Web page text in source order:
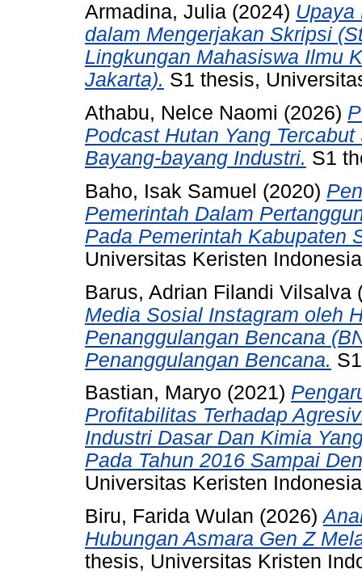
Armadina, Julia (2024) Upaya
dalam Mengerjakan Skripsi
Lingkungan Mahasiswa Ilmu
Jakarta). S1 thesis,
Athabu, Nelce Naomi (2026)
Podcast Hutan Yang
Bayang-bayang Industri. S1
Baho, Isak Samuel (2020)
Pemerintah Dalam
Pada Pemerintah Kabupaten
Universitas Keristen
Barus, Adrian Filandi Vilsalva
Media Sosial Instagram oleh
Penanggulangan Bencana
Penanggulangan Bencana.
Bastian, Maryo (2021)
Profitabilitas Terhadap
Industri Dasar Dan Kimia
Pada Tahun 2016 Sampai
Universitas Keristen
Biru, Farida Wulan (2026)
Hubungan Asmara Gen Z
thesis, Universitas Kristen